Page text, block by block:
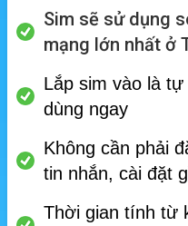
Sim sẽ sử dụng
mạng lớn nhất ở
Lắp sim vào là
dùng ngay
Không cần phải
tin nhắn, cài đặt
Thời gian tính từ